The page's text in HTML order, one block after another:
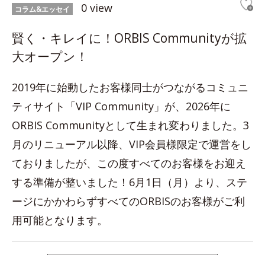
コラム&エッセイ 0 view
賢く・キレイに！ORBIS Communityが拡
大オープン！
2019年に始動したお客様同士がつながるコミュニ
ティサイト「VIP Community」が、2026年に
ORBIS Communityとして生まれ変わりました。3
月のリニューアル以降、VIP会員様限定で運営をし
ておりましたが、この度すべてのお客様をお迎え
する準備が整いました！6月1日（月）より、ステ
ージにかかわらずすべてのORBISのお客様がご利
用可能となります。